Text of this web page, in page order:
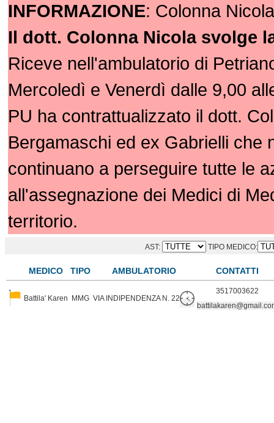
INFORMAZIONE: Colonna
Il dott. Colonna Nicola svolge
Riceve nell'ambulatorio di
Mercoledì e Venerdì dalle 9,00
PU ha contrattualizzato il dott.
Bergamaschi ed ex Gabrielli che
continuano a perseguire tutte le
all'assegnazione dei Medici di
territorio.
AST: TIPO MEDICO:
MEDICO TIPO AMBULATORIO CONTATTI
Battila' Karen MMG VIA INDIPENDENZA N. 22
3517003622